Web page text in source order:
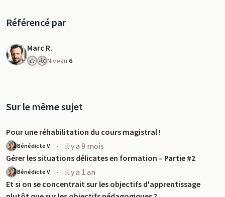
Référencé par
Marc R.
Niveau 6
Sur le même sujet
Pour une réhabilitation du cours magistral !
Bénédicte V. ·
il y a 9 mois
Gérer les situations délicates en formation – Partie #2
Bénédicte V. ·
il y a 1 an
Et si on se concentrait sur les objectifs d'apprentissage